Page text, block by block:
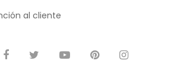
al cliente